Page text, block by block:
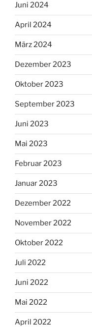
Juni 2024
April 2024
März 2024
Dezember 2023
Oktober 2023
September 2023
Juni 2023
Mai 2023
Februar 2023
Januar 2023
Dezember 2022
November 2022
Oktober 2022
Juli 2022
Juni 2022
Mai 2022
April 2022